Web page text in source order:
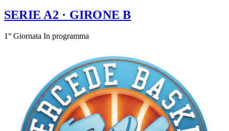
SERIE A2 · GIRONE B
1° Giornata In programma